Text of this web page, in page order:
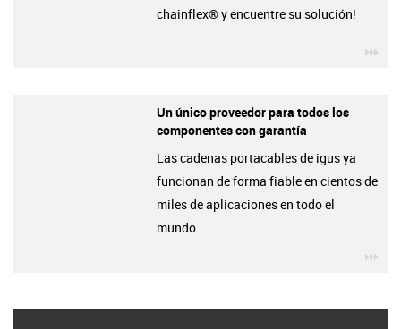
chainflex® y encuentre su solución!
Un único proveedor para todos los
componentes con garantía
Las cadenas portacables de igus ya
funcionan de forma fiable en cientos de
miles de aplicaciones en todo el
mundo.